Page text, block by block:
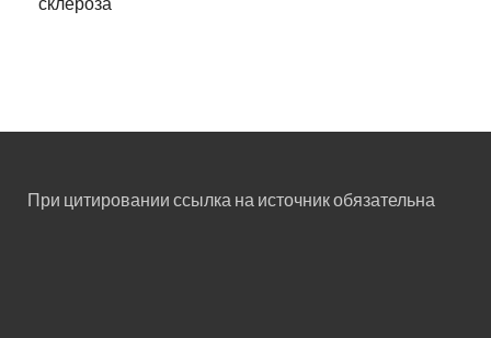
При цитировании ссылка на источник обязательна